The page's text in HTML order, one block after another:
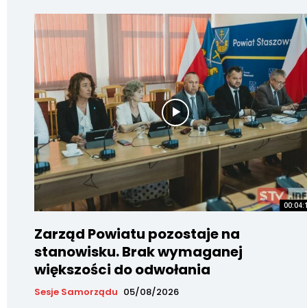
Zarząd Powiatu pozostaje na
stanowisku. Brak wymaganej
większości do odwołania
Sesje Samorządu 05/08/2026